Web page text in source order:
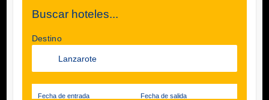
Buscar hoteles...
Destino
Fecha de entrada Fecha de salida